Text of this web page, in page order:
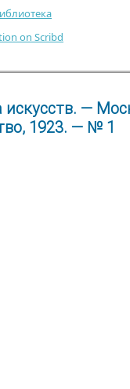
on Scribd
—
1923. — № 1